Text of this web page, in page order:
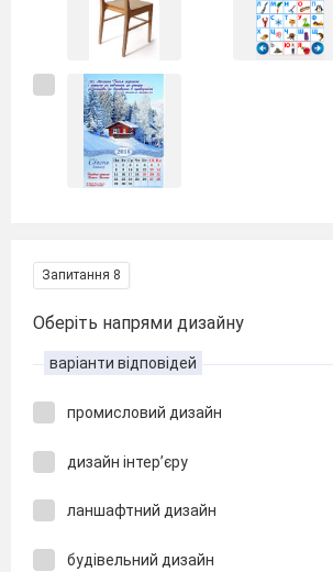
Запитання 8
Оберіть напрями дизайну
варіанти відповідей
промисловий дизайн
дизайн інтер’єру
ланшафтний дизайн
будівельний дизайн